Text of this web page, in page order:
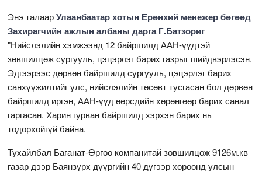
Энэ талаарУлаанбаатар хотын Ерөнхий менежер бөгөөд
Захирагчийн ажлын албаны дарга Г.Батзориг
"Нийслэлийн хэмжээнд 12 байршилд ААН-үүдтэй
зөвшилцөж сургууль, цэцэрлэг барих газрыг шийдвэрлэсэн.
Эдгээрээс дөрвөн байршилд сургууль, цэцэрлэг барих
санхүүжилтийг улс, нийслэлийн төсөвт тусгасан бол дөрвөн
байршилд иргэн, ААН-үүд өөрсдийн хөрөнгөөр барих санал
гаргасан. Харин гурван байршилд хэрхэн барих нь
тодорхойгүй байна.
Тухайлбал Баганат-Өргөө компанитай зөвшилцөж 9126м.кв
газар дээр Баянзүрх дүүргийн 40 дүгээр хороонд улсын